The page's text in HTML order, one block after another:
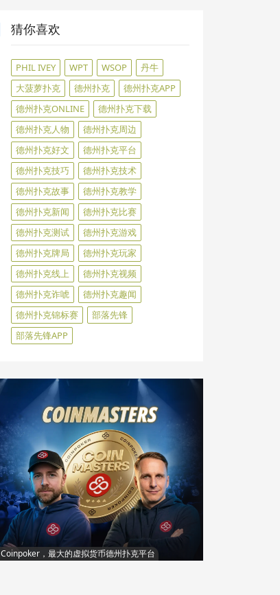
猜你喜欢
PHIL IVEY WPT WSOP
丹牛
大菠萝扑克
德州扑克
德州扑克APP
德州扑克ONLINE
德州扑克下载
德州扑克人物
德州扑克周边
德州扑克好文
德州扑克平台
德州扑克技巧
德州扑克技术
德州扑克故事
德州扑克教学
德州扑克新闻
德州扑克比赛
德州扑克测试
德州扑克游戏
德州扑克牌局
德州扑克玩家
德州扑克线上
德州扑克视频
德州扑克诈唬
德州扑克趣闻
德州扑克锦标赛
部落先锋
部落先锋APP
Coinpoker，最大的虚拟货币德州扑克平台